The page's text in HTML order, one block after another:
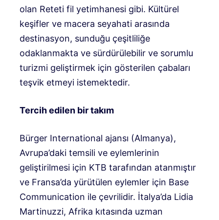
olan Reteti fil yetimhanesi gibi. Kültürel
keşifler ve macera seyahati arasında
destinasyon, sunduğu çeşitliliğe
odaklanmakta ve sürdürülebilir ve sorumlu
turizmi geliştirmek için gösterilen çabaları
teşvik etmeyi istemektedir.
Tercih edilen bir takım
Bürger International ajansı (Almanya),
Avrupa’daki temsili ve eylemlerinin
geliştirilmesi için KTB tarafından atanmıştır
ve Fransa’da yürütülen eylemler için Base
Communication ile çevrilidir. İtalya’da Lidia
Martinuzzi, Afrika kıtasında uzman